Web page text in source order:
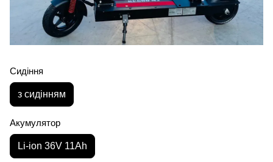
Сидіння
з сидінням
Акумулятор
Li-ion 36V 11Ah